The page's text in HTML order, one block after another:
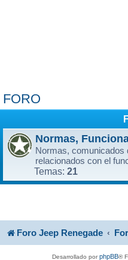
FORO
Normas,
Normas, comunicados
relacionados con el
Temas: 21
Foro Jeep Renegade
Desarrollado porphpBB®